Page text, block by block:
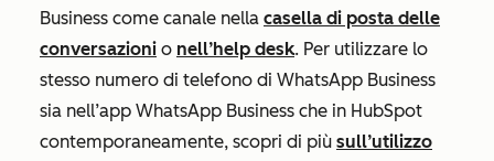
Business come canale nella casella di posta delle
conversazioni o nell’help desk. Per utilizzare lo
stesso numero di telefono di WhatsApp Business
sia nell’app WhatsApp Business che in HubSpot
contemporaneamente, scopri di più sull’utilizzo